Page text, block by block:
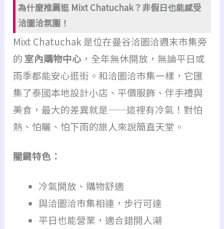
為什麼推薦逛 Mixt Chatuchak？非假日也能感受
洽圖洽氛圍！
Mixt Chatuchak 是位在曼谷洽圖洽週末市集旁
的 室內購物中心 ，全年無休開放，無論平日或
雨季都能安心逛街。和洽圖洽市集一樣，它匯
集了泰國本地設計小店、平價服飾、伴手禮與
美食，最大的差異就是——這裡有冷氣！對怕
熱、怕曬、怕下雨的旅人來說簡直天堂。
關鍵特色：
冷氣開放、購物舒適
與洽圖洽市集相連，步行可達
平日也能營業，適合錯開人潮